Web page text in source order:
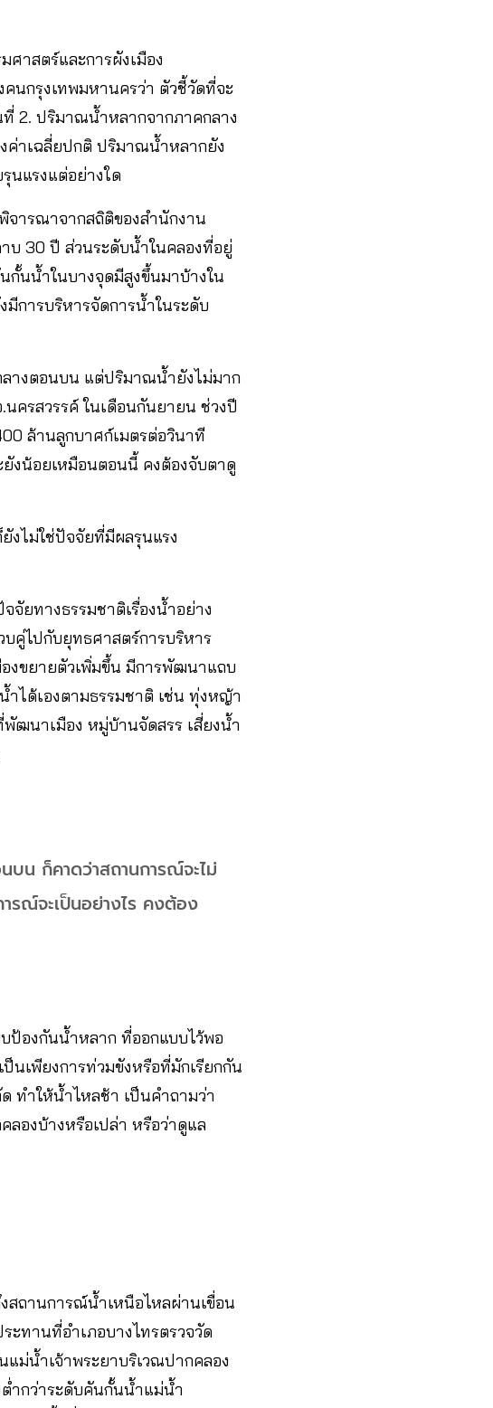
าสตร์และการผังเมือง
นกรุงเทพมหานครว่า ตัวชี้วัดที่จะ
2. ปริมาณน้ำหลากจากภาคกลาง
าเฉลี่ยปกติ ปริมาณน้ำหลากยัง
นแรงแต่อย่างใด
ารณาจากสถิติของสำนักงาน
บ 30 ปี ส่วนระดับน้ำในคลองที่อยู่
นน้ำในบางจุดมีสูงขึ้นมาบ้างใน
การบริหารจัดการน้ำในระดับ
างตอนบน แต่ปริมาณน้ำยังไม่มาก
ครสวรรค์ ในเดือนกันยายน ช่วงปี
ล้านลูกบาศก์เมตรต่อวินาที
งน้อยเหมือนตอนนี้ คงต้องจับตาดู
งไม่ใช่ปัจจัยที่มีผลรุนแรง
จัยทางธรรมชาติเรื่องน้ำอย่าง
บคู่ไปกับยุทธศาสตร์การบริหาร
งขยายตัวเพิ่มขึ้น มีการพัฒนาแถบ
ได้เองตามธรรมชาติ เช่น ทุ่งหญ้า
นาเมือง หมู่บ้านจัดสรร เสี่ยงน้ำ
นบน ก็คาดว่าสถานการณ์จะไม่
รณ์จะเป็นอย่างไร คงต้อง
ป้องกันน้ำหลาก ที่ออกแบบไว้พอ
นเพียงการท่วมขังหรือที่มักเรียกกัน
ทำให้น้ำไหลช้า เป็นคำถามว่า
ลองบ้างหรือเปล่า หรือว่าดูแล
สถานการณ์น้ำเหนือไหลผ่านเขื่อน
ะทานที่อำเภอบางไทรตรวจวัด
ม่น้ำเจ้าพระยาบริเวณปากคลอง
ำกว่าระดับคันกั้นน้ำแม่น้ำ